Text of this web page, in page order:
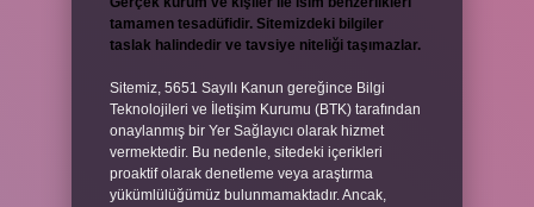
tamamen tesadüfidir. Sitemizdeki bilgiler
taslak halindedir ve tavsiye niteliği taşımazlar.
Sitemiz, 5651 Sayılı Kanun gereğince Bilgi
Teknolojileri ve İletişim Kurumu (BTK) tarafından
onaylanmış bir Yer Sağlayıcı olarak hizmet
vermektedir. Bu nedenle, sitedeki içerikleri
proaktif olarak denetleme veya araştırma
yükümlülüğümüz bulunmamaktadır. Ancak,